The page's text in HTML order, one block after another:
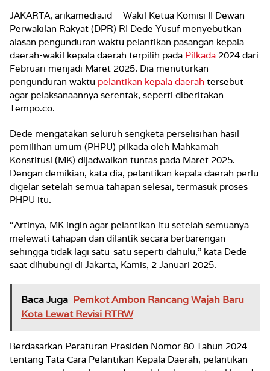
JAKARTA, arikamedia.id – Wakil Ketua Komisi II Dewan
Perwakilan Rakyat (DPR) RI Dede Yusuf menyebutkan
alasan pengunduran waktu pelantikan pasangan kepala
daerah-wakil kepala daerah terpilih pada Pilkada 2024 dari
Februari menjadi Maret 2025. Dia menuturkan
pengunduran waktu pelantikan kepala daerah tersebut
agar pelaksanaannya serentak, seperti diberitakan
Tempo.co.
Dede mengatakan seluruh sengketa perselisihan hasil
pemilihan umum (PHPU) pilkada oleh Mahkamah
Konstitusi (MK) dijadwalkan tuntas pada Maret 2025.
Dengan demikian, kata dia, pelantikan kepala daerah perlu
digelar setelah semua tahapan selesai, termasuk proses
PHPU itu.
“Artinya, MK ingin agar pelantikan itu setelah semuanya
melewati tahapan dan dilantik secara berbarengan
sehingga tidak lagi satu-satu seperti dahulu,” kata Dede
saat dihubungi di Jakarta, Kamis, 2 Januari 2025.
Baca Juga Pemkot Ambon Rancang Wajah Baru
Kota Lewat Revisi RTRW
Berdasarkan Peraturan Presiden Nomor 80 Tahun 2024
tentang Tata Cara Pelantikan Kepala Daerah, pelantikan